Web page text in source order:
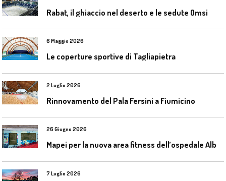
Rabat, il ghiaccio nel deserto e le sedute Omsi
6 Maggio 2026
Le coperture sportive di Tagliapietra
2 Luglio 2026
Rinnovamento del Pala Fersini a Fiumicino
26 Giugno 2026
7 Luglio 2026